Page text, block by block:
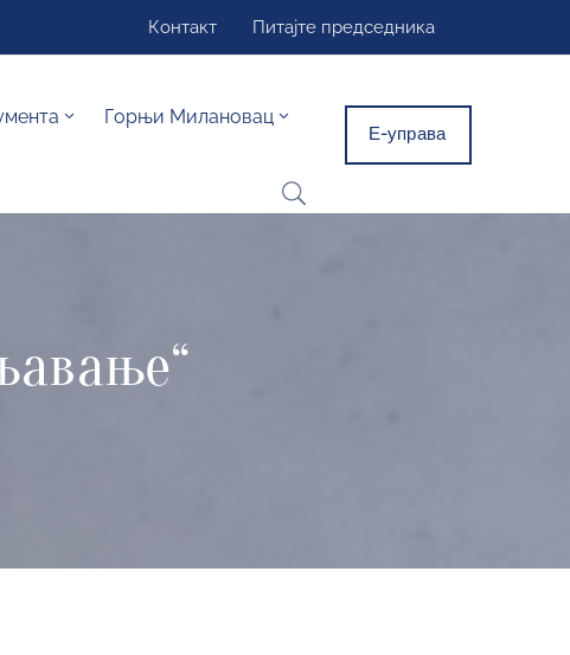
Контакт Питајте председника
Горњи Милановац
Е-управа